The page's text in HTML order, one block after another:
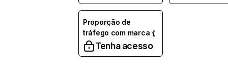
Proporção de
tráfego com marca
Tenha acesso